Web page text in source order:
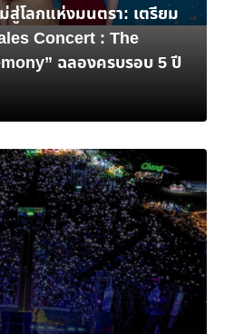
สู่โลกแห่งมนตรา: เตรียม
Concert : The
ฉลองครบรอบ 5 ปี